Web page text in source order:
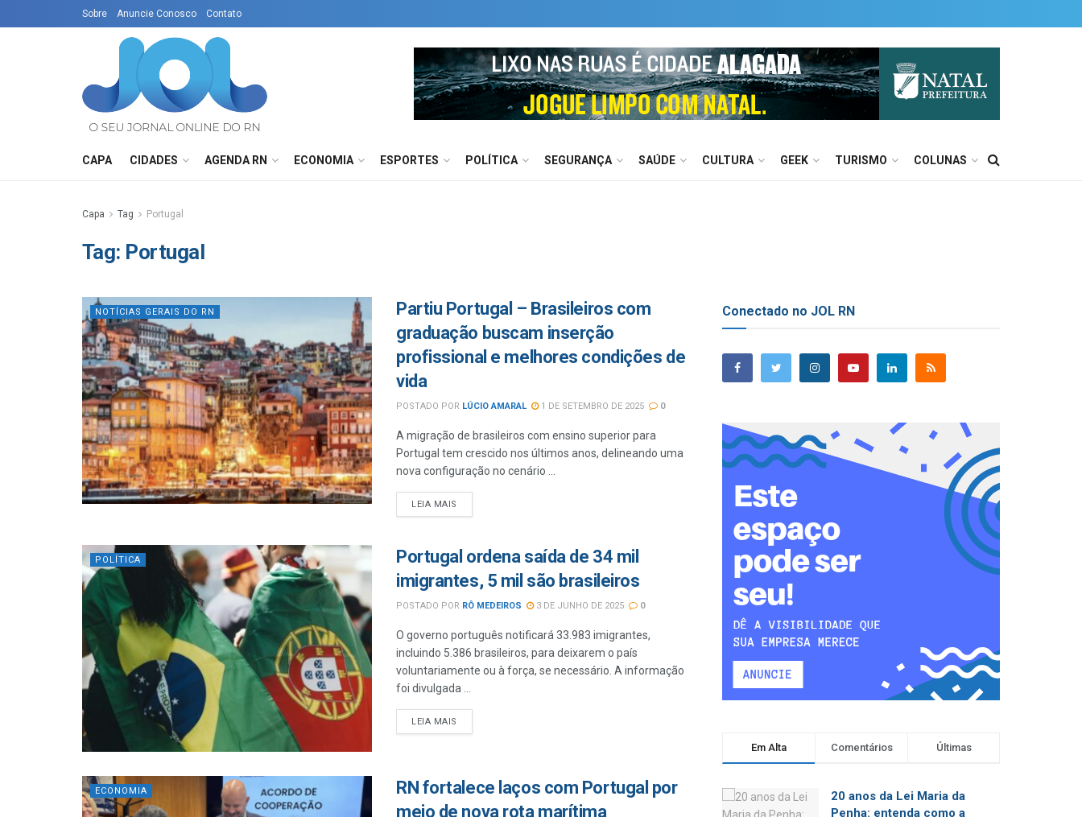
Sobre Anuncie Conosco Contato
CAPA CIDADES AGENDA RN ECONOMIA ESPORTES POLÍTICA SEGURANÇA SAÚDE CULTURA GEEK TURISMO COLUNAS
Capa Tag Portugal
Tag: Portugal
NOTÍCIAS GERAIS DO RN
Partiu Portugal – Brasileiros com
graduação buscam inserção
profissional e melhores condições de
vida
POSTADO POR LÚCIO AMARAL 1 DE SETEMBRO DE 2025 0
A migração de brasileiros com ensino superior para
Portugal tem crescido nos últimos anos, delineando uma
nova configuração no cenário ...
LEIA MAIS
POLÍTICA
Portugal ordena saída de 34 mil
imigrantes, 5 mil são brasileiros
POSTADO POR RÔ MEDEIROS 3 DE JUNHO DE 2025 0
O governo português notificará 33.983 imigrantes,
incluindo 5.386 brasileiros, para deixarem o país
voluntariamente ou à força, se necessário. A informação
foi divulgada ...
LEIA MAIS
ECONOMIA
RN fortalece laços com Portugal por
meio de nova rota marítima
Conectado no JOL RN
Em Alta Comentários Últimas
20 anos da Lei Maria da
Penha: entenda como a